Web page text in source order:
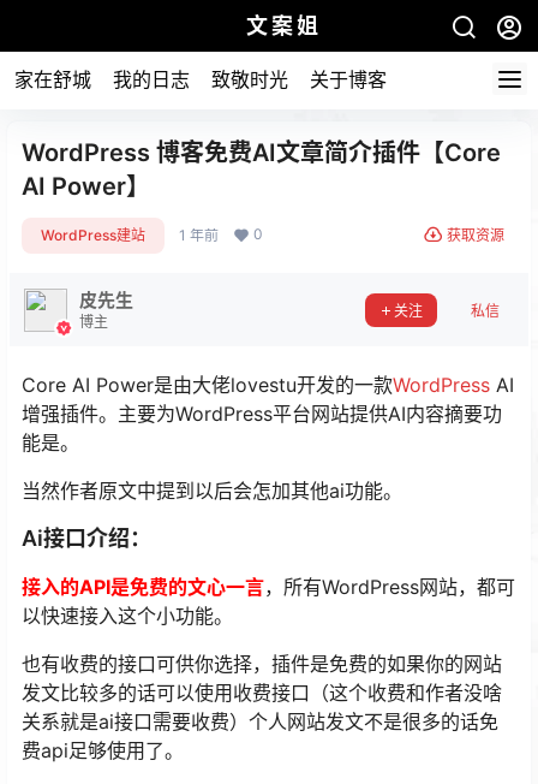
文案姐
家在舒城 我的日志 致敬时光 关于博客
WordPress 博客免费AI文章简介插件【Core
AI Power】
WordPress建站 1 年前 0 获取资源
皮先生
博主
关注 私信
Core AI Power是由大佬lovestu开发的一款WordPress AI
增强插件。主要为WordPress平台网站提供AI内容摘要功
能是。
当然作者原文中提到以后会怎加其他ai功能。
Ai接口介绍：
接入的API是免费的文心一言，所有WordPress网站，都可
以快速接入这个小功能。
也有收费的接口可供你选择，插件是免费的如果你的网站
发文比较多的话可以使用收费接口（这个收费和作者没啥
关系就是ai接口需要收费）个人网站发文不是很多的话免
费api足够使用了。